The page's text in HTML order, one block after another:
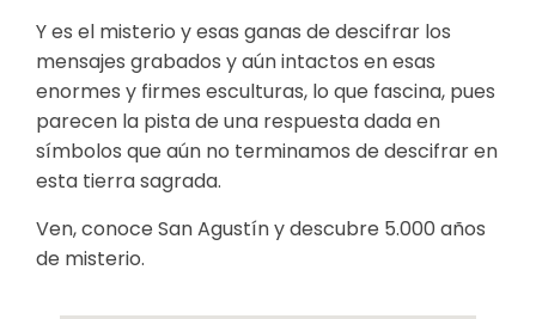
Y es el misterio y esas ganas de descifrar los
mensajes grabados y aún intactos en esas
enormes y firmes esculturas, lo que fascina, pues
parecen la pista de una respuesta dada en
símbolos que aún no terminamos de descifrar en
esta tierra sagrada.
Ven, conoce San Agustín y descubre 5.000 años
de misterio.⁣